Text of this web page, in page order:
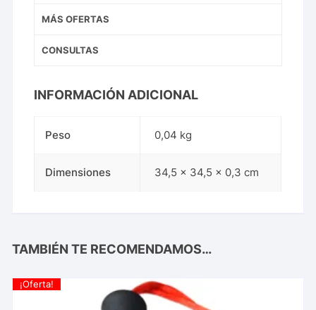
MÁS OFERTAS
CONSULTAS
INFORMACIÓN ADICIONAL
Peso 0,04 kg
Dimensiones 34,5 × 34,5 × 0,3 cm
TAMBIÉN TE RECOMENDAMOS…
¡Oferta!